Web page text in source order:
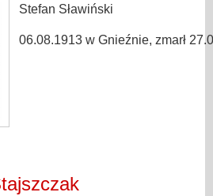
Stefan Sławiński
06.08.1913 w Gnieźnie, zmarł